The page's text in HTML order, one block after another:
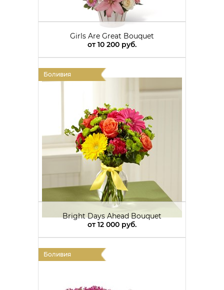
Girls Are Great Bouquet
от10 200 руб.
Боливия
Bright Days Ahead Bouquet
от12 000 руб.
Боливия